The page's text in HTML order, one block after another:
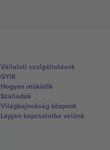
Vállalati szolgáltatások
GYIK
Hogyan működik
Szállodák
Világbajnokság központ
Lépjen kapcsolatba velünk